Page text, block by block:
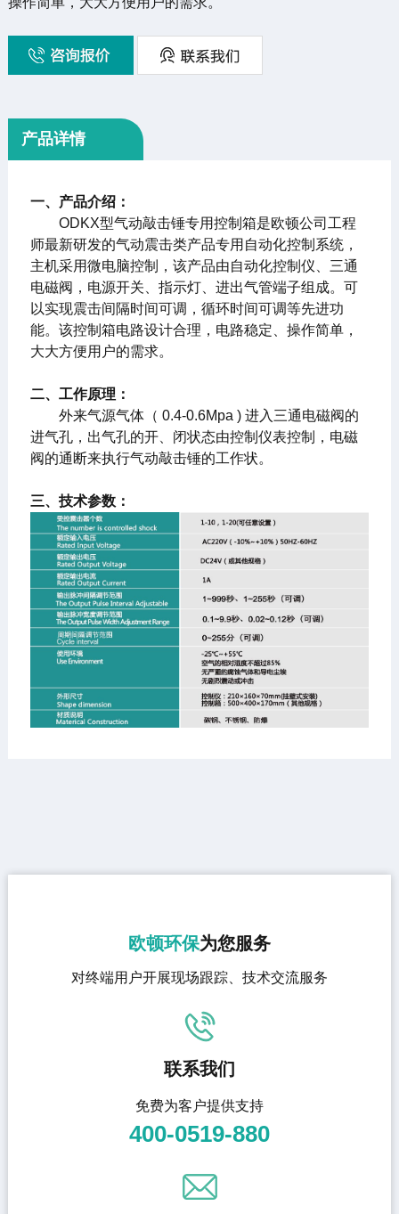
产品详情
一、产品介绍：
ODKX型气动敲击锤专用控制箱是欧顿公司工程
师最新研发的气动震击类产品专用自动化控制系统，
主机采用微电脑控制，该产品由自动化控制仪、三通
电磁阀，电源开关、指示灯、进出气管端子组成。可
以实现震击间隔时间可调，循环时间可调等先进功
能。该控制箱电路设计合理，电路稳定、操作简单，
大大方便用户的需求。
二、工作原理：
外来气源气体（ 0.4-0.6Mpa ) 进入三通电磁阀的
进气孔，出气孔的开、闭状态由控制仪表控制，电磁
阀的通断来执行气动敲击锤的工作状。
三、技术参数：
欧顿环保为您服务
对终端用户开展现场跟踪、技术交流服务
联系我们
免费为客户提供支持
400-0519-880